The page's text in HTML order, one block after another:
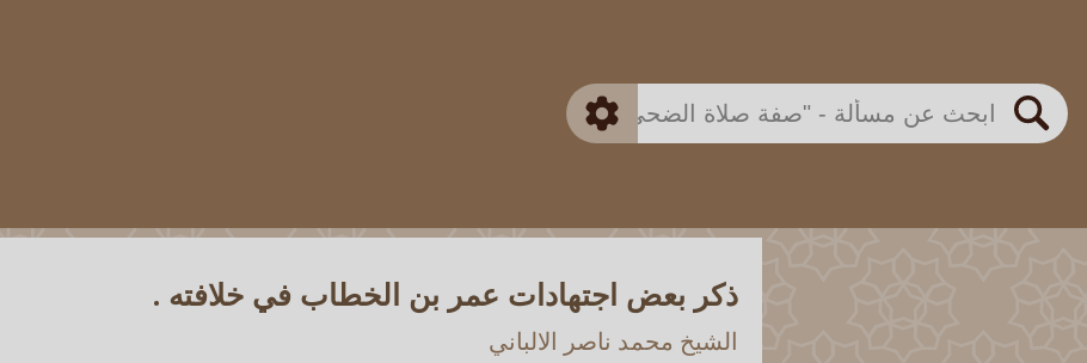
بحث
اللجنة الدائمة
متقدم
ذكر بعض اجتهادات عمر بن الخطاب في خلافته .
الشيخ محمد ناصر الالباني